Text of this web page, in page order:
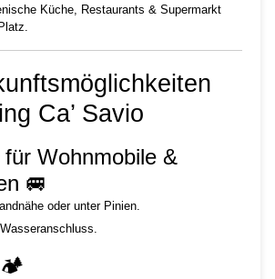
Küche, Restaurants & Supermarkt
Ca’ Savio
Wohnmobile &
🚐
oder unter Pinien.
🏕️